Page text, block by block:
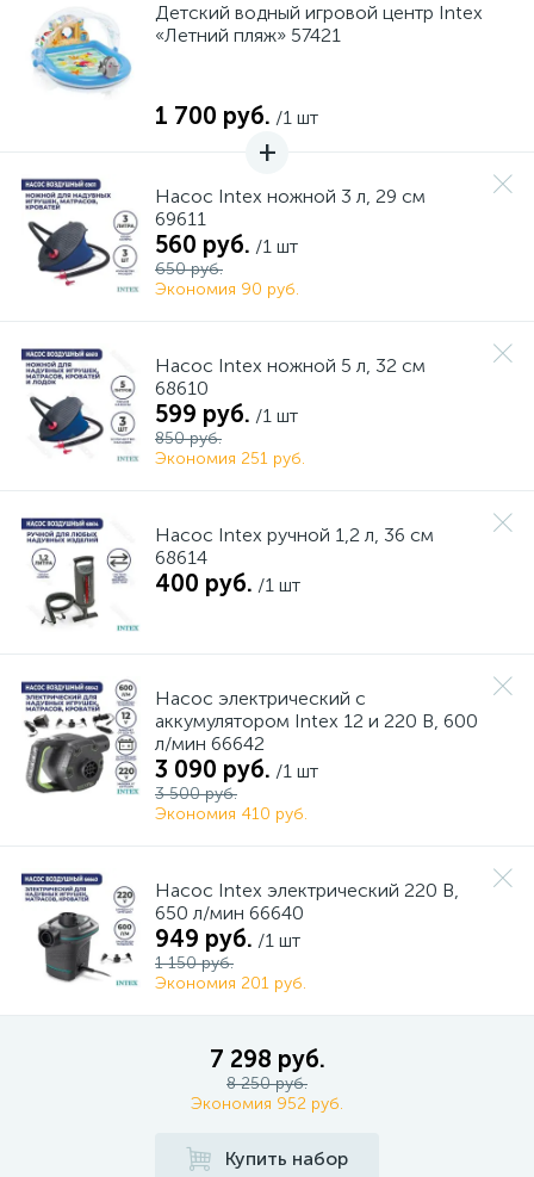
Детский водный игровой центр Intex
«Летний пляж» 57421
1 700 руб. /1 шт
Насос Intex ножной 3 л, 29 см
69611
560 руб. /1 шт
650 руб.
Экономия 90 руб.
Насос Intex ножной 5 л, 32 см
68610
599 руб. /1 шт
850 руб.
Экономия 251 руб.
Насос Intex ручной 1,2 л, 36 см
68614
400 руб. /1 шт
Насос электрический с
аккумулятором Intex 12 и 220 В, 600
л/мин 66642
3 090 руб. /1 шт
3 500 руб.
Экономия 410 руб.
Насос Intex электрический 220 В,
650 л/мин 66640
949 руб. /1 шт
1 150 руб.
Экономия 201 руб.
7 298 руб.
8 250 руб.
Экономия 952 руб.
Купить набор